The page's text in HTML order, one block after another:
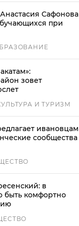
Сафонова
при
зовет
И ТУРИЗМ
ивановцам
сообщества
в
быть комфортно